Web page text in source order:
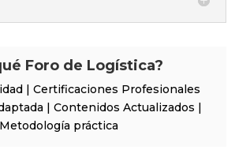
Foro de Logística?
| Certificaciones Profesionales
| Contenidos Actualizados |
Metodología práctica